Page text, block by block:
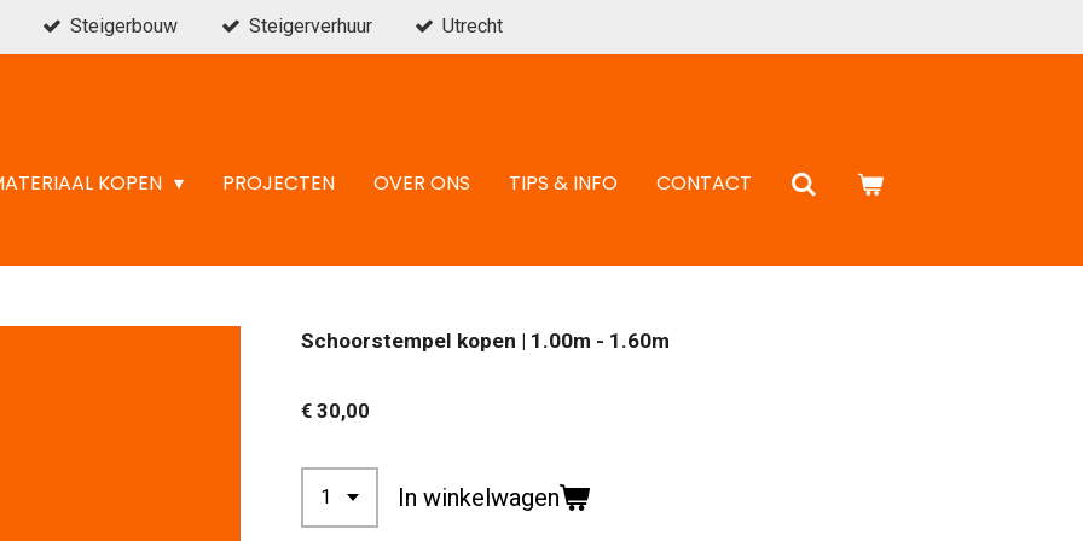
Steigerbouw Steigerverhuur Utrecht
KOPEN PROJECTEN OVER ONS TIPS & INFO
CONTACT
Schoorstempel kopen | 1.00m - 1.60m
€ 30,00
In winkelwagen